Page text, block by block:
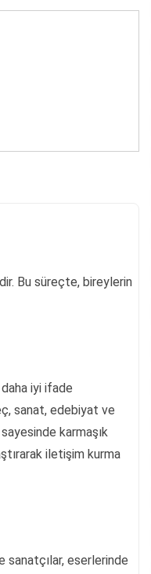
Bu süreçte, bireylerin
iyi ifade
sanat, edebiyat ve
karmaşık
iletişim kurma
sanatçılar, eserlerinde